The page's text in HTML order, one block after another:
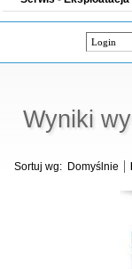
Wyniki
Sortuj wg: Domyślnie